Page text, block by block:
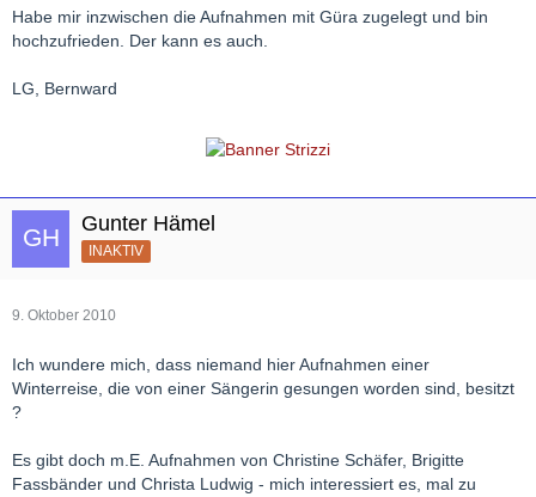
Habe mir inzwischen die Aufnahmen mit Güra zugelegt und bin
hochzufrieden. Der kann es auch.
LG, Bernward
Gunter Hämel
INAKTIV
9. Oktober 2010
Ich wundere mich, dass niemand hier Aufnahmen einer
Winterreise, die von einer Sängerin gesungen worden sind, besitzt
?
Es gibt doch m.E. Aufnahmen von Christine Schäfer, Brigitte
Fassbänder und Christa Ludwig - mich interessiert es, mal zu